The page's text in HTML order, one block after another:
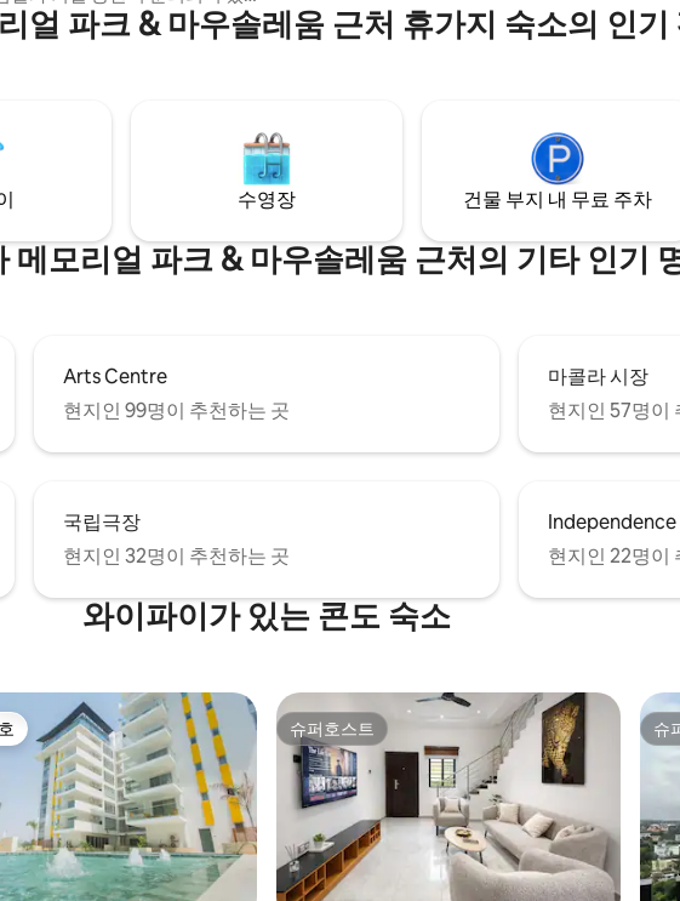
가구가 있고 차분하고 안락한
편안한 퀸사이즈 침
료 주차장, 열쇠 없는 출입구가
용하고 안전하며 모든 것에 가
얼 파크 & 마우솔레움 근처 휴가지 숙소의 인기
수영장 건물 부지 내 무료 주차
메모리얼 파크 & 마우솔레움 근처의 기타 인기
Arts Centre
현지인 99명이 추천하는 곳
마콜라 시장
현지인 57명이
국립극장
현지인 32명이 추천하는 곳
현지인 22명이
와이파이가 있는 콘도 숙소
슈퍼호스트
슈퍼호스트 슈
슈